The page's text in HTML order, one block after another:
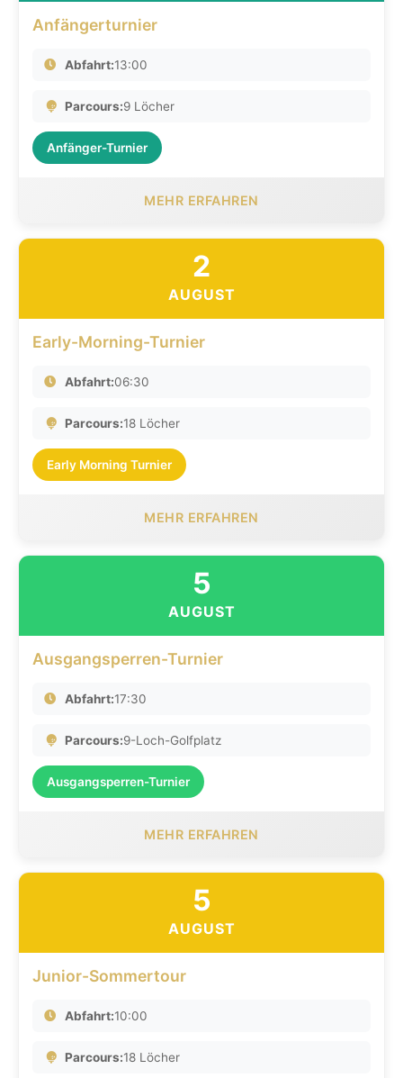
Anfängerturnier
Abfahrt:13:00
Parcours:9 Löcher
Anfänger-Turnier
MEHR ERFAHREN
2
AUGUST
Early-Morning-Turnier
Abfahrt:06:30
Parcours:18 Löcher
Early Morning Turnier
MEHR ERFAHREN
5
AUGUST
Ausgangsperren-Turnier
Abfahrt:17:30
Parcours:9-Loch-Golfplatz
Ausgangsperren-Turnier
MEHR ERFAHREN
5
AUGUST
Junior-Sommertour
Abfahrt:10:00
Parcours:18 Löcher